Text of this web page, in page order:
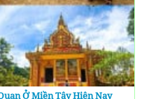
Ở Miền Tây Hiện Nay